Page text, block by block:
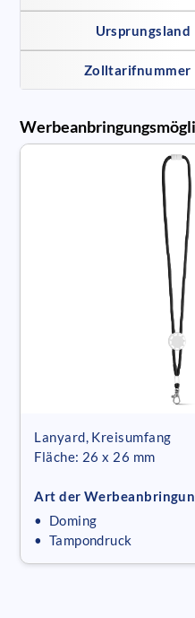
Ursprungsland
Zolltarifnummer
Lanyard, Kreisumfang
Fläche: 26 x 26 mm
Art der
• Doming
• Tampondruck